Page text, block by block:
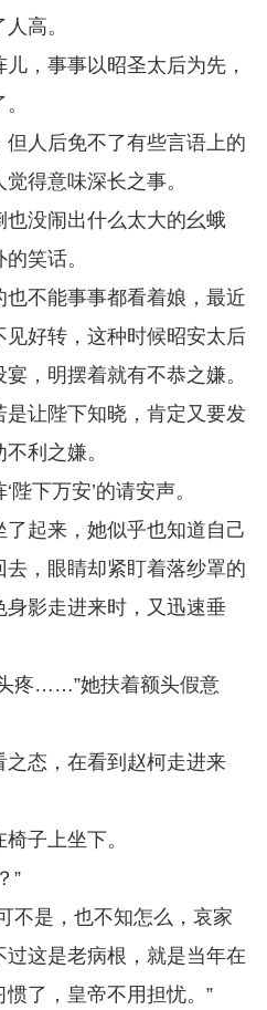
高。
，事事以昭圣太后为先，
但人后免不了有些言语上的
得意味深长之事。
没闹出什么太大的幺蛾
笑话。
不能事事都看着娘，最近
好转，这种时候昭安太后
，明摆着就有不恭之嫌。
是让陛下知晓，肯定又要发
利之嫌。
下万安’的请安声。
起来，她似乎也知道自己
，眼睛却紧盯着落纱罩的
影走进来时，又迅速垂
疼……”她扶着额头假意
态，在看到赵柯走进来
子上坐下。
”
不是，也不知怎么，哀家
这是老病根，就是当年在
了，皇帝不用担忧。”